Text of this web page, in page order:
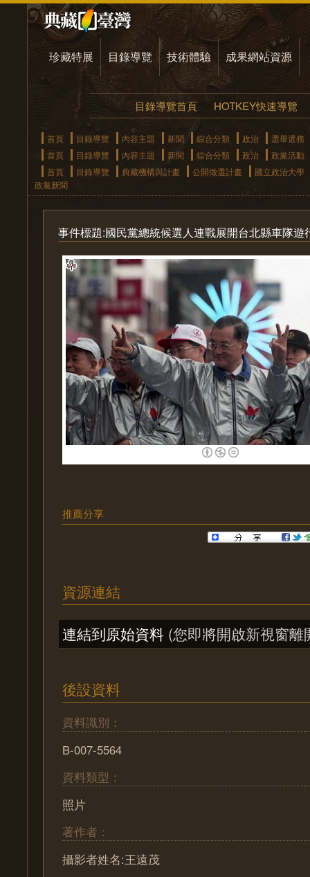
珍藏特展 目錄導覽 技術體驗 成果網站資源
目錄導覽首頁 HOTKEY快速導覽
首頁 目錄導覽 內容主題 新聞 綜合分類 政治
選舉選務
首頁
目錄導覽 內容主題 新聞 綜合分類 政治
政黨活動
首頁
目錄導覽 典藏機構與計畫 公開徵選計畫
國立政治大學
政黨新聞
事件標題:國民黨總統候選人連戰展開台北縣車隊遊
推薦分享
資源連結
連結到原始資料 (您即將開啟新視窗離
後設資料
資料識別：
B-007-5564
資料類型：
照片
著作者：
攝影者姓名:王遠茂